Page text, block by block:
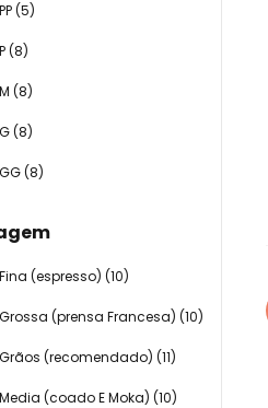
PP (5)
P (8)
M (8)
G (8)
GG (8)
Fina (espresso) (10)
Grossa (prensa Francesa) (10)
Grãos (recomendado) (11)
Media (coado E Moka) (10)